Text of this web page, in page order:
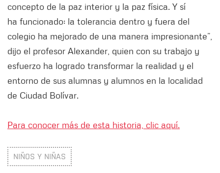
concepto de la paz interior y la paz física. Y sí
ha funcionado: la tolerancia dentro y fuera del
colegio ha mejorado de una manera impresionante”,
dijo el profesor Alexander, quien con su trabajo y
esfuerzo ha logrado transformar la realidad y el
entorno de sus alumnas y alumnos en la localidad
de Ciudad Bolívar.
Para conocer más de esta historia, clic aquí.
NIÑOS Y NIÑAS